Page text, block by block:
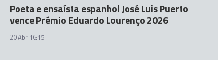
Poeta e ensaísta espanhol José Luis Puerto
vence Prémio Eduardo Lourenço 2026
20 Abr 16:15